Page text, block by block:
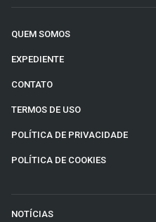
QUEM SOMOS
EXPEDIENTE
CONTATO
TERMOS DE USO
POLÍTICA DE PRIVACIDADE
POLÍTICA DE COOKIES
NOTÍCIAS